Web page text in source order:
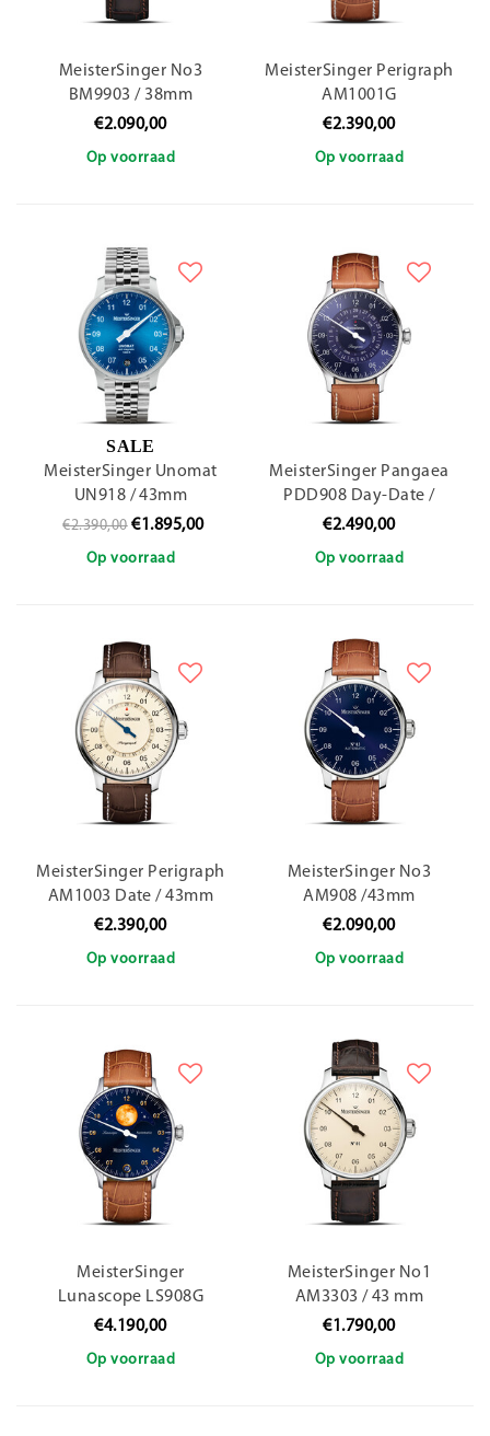
MeisterSinger No3
BM9903 / 38mm
€2.090,00
Op voorraad
MeisterSinger Perigraph
AM1001G
€2.390,00
Op voorraad
SALE
MeisterSinger Unomat
UN918 / 43mm
€2.390,00 €1.895,00
Op voorraad
MeisterSinger Pangaea
PDD908 Day-Date /
40mm
€2.490,00
Op voorraad
MeisterSinger Perigraph
AM1003 Date / 43mm
€2.390,00
Op voorraad
MeisterSinger No3
AM908 /43mm
€2.090,00
Op voorraad
MeisterSinger
Lunascope LS908G
€4.190,00
Op voorraad
MeisterSinger No1
AM3303 / 43 mm
€1.790,00
Op voorraad